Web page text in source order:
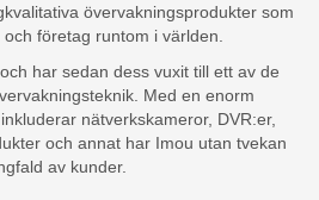
övervakningsprodukter som
företag runtom i världen.
har sedan dess vuxit till ett av de
Med en enorm
nätverkskameror, DVR:er,
och annat har Imou utan tvekan
av kunder.